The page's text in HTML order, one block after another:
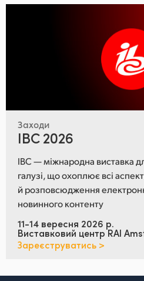
Заходи
IBC 2026
IBC — міжнародна виставка
галузі, що охоплює всі
й розповсюдження
новинного контенту
11-14 вересня 2026 р.
Виставковий центр RAI
Зареєструватись >